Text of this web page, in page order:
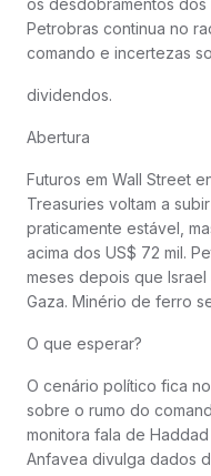
os desdobramentos
Petrobras continua no
comando e incertezas
dividendos.
Abertura
Futuros em Wall Street
Treasuries voltam a
praticamente estável,
acima dos US$ 72 mil.
meses depois que
Gaza. Minério de ferro
O que esperar?
O cenário político fica
sobre o rumo do
monitora fala de
Anfavea divulga dados